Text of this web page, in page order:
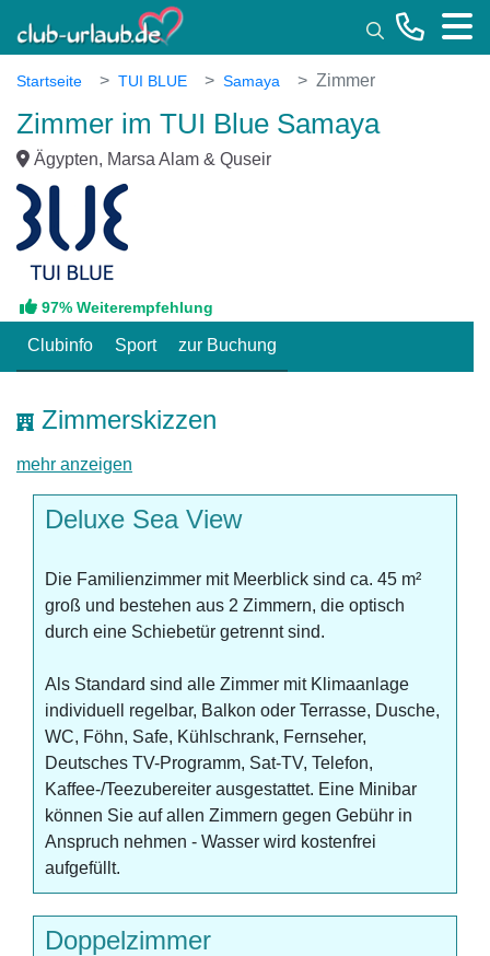
Startseite TUI BLUE Samaya Zimmer
Zimmer im TUI Blue Samaya
Ägypten, Marsa Alam & Quseir
97% Weiterempfehlung
Clubinfo Sport zur Buchung
Zimmerskizzen
mehr anzeigen
Deluxe Sea View
Die Familienzimmer mit Meerblick sind ca. 45 m²
groß und bestehen aus 2 Zimmern, die optisch
durch eine Schiebetür getrennt sind.
Als Standard sind alle Zimmer mit Klimaanlage
individuell regelbar, Balkon oder Terrasse, Dusche,
WC, Föhn, Safe, Kühlschrank, Fernseher,
Deutsches TV-Programm, Sat-TV, Telefon,
Kaffee-/Teezubereiter ausgestattet. Eine Minibar
können Sie auf allen Zimmern gegen Gebühr in
Anspruch nehmen - Wasser wird kostenfrei
aufgefüllt.
Doppelzimmer